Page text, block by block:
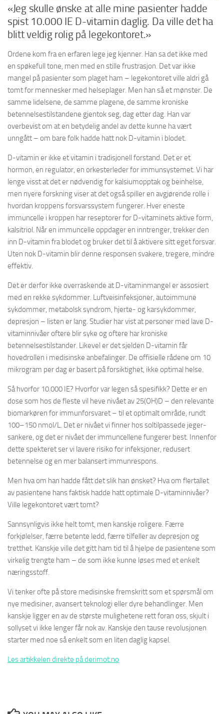
«Jeg skulle ønske at alle mine pasienter hadde
spist 10.000 IE D-vitamin daglig. Da ville det ha
blitt veldig rolig på legekontoret.»
Ordene kom fra en erfaren lege jeg kjenner. Han sa det ikke med
en spøkefull tone, men med en stille frustrasjon. Det var ikke
mangel på pasienter som plaget ham – legekontoret ville aldri gå
tomt for mennesker med helseplager. Men han så et mønster. De
samme lidelsene, de samme plagene, de samme kroniske
betennelsestilstandene gjentok seg, dag etter dag. Han var
overbevist om at en betydelig andel av dette kunne ha vært
unngått – om bare folk hadde hatt nok D-vitamin i blodet.
D-vitamin er ikke et vitamin i tradisjonell forstand. Det er et
hormon, en regulator, en orkesterleder for immunsystemet. Vi har
lenge visst at det er nødvendig for kalsiumopptak og beinhelse,
men nyere forskning viser at det også spiller en avgjørende rolle i
hvordan kroppens forsvarssystem fungerer. Hver eneste
immuncelle i kroppen har reseptorer for D-vitaminets aktive form,
kalsitriol. Når en immuncelle oppdager en inntrenger, trekker den
inn D-vitamin fra blodet og bruker det til å aktivere sitt eget forsvar.
Uten nok D-vitamin blir denne responsen svakere, tregere, mindre
effektiv.
Det er derfor ikke overraskende at D-vitaminmangel er assosiert
med en rekke sykdommer. Luftveisinfeksjoner, autoimmune
sykdommer, metabolsk syndrom, hjerte- og karsykdommer,
depresjon – listen er lang. Studier har vist at personer med lave D-
vitaminnivåer oftere blir syke og oftere har kroniske
betennelsestilstander. Likevel er det sjelden D-vitamin får
hovedrollen i medisinske anbefalinger. De offisielle rådene om 10
mikrogram per dag er basert på forsiktighet, ikke optimal helse.
Så hvorfor 10.000 IE? Hvorfor var legen så spesifikk? Dette er en
dose som hos de fleste vil heve nivået av 25(OH)D – den relevante
biomarkøren for immunforsvaret – til et optimalt område, rundt
100–150 nmol/L. Det er nivået vi finner hos soltilpassede jeger-
sankere, og det er nivået der immuncellene fungerer best. Innenfor
dette spekteret ser vi lavere risiko for infeksjoner, redusert
betennelse og en mer balansert immunrespons.
Men hva om han hadde fått det slik han ønsket? Hva om flertallet
av pasientene hans faktisk hadde hatt optimale D-vitaminnivåer?
Ville legekontoret vært tomt?
Sannsynligvis ikke helt tomt, men kanskje roligere. Færre
forkjølelser, færre betente ledd, færre tilfeller av depresjon og
tretthet. Kanskje ville det gitt ham tid til å hjelpe de pasientene som
virkelig trengte ham – de som ikke kunne løses med et enkelt
næringsstoff.
Vi tenker ofte på store medisinske fremskritt som et spørsmål om
nye medisiner, avansert teknologi eller dyre behandlinger. Men
kanskje ligger en av de største mulighetene rett foran oss, skjult i
sollyset vi ikke lenger får nok av. Kanskje den tause revolusjonen
starter med noe så enkelt som en liten daglig kapsel.
Les artikkelen direkte på derimot.no